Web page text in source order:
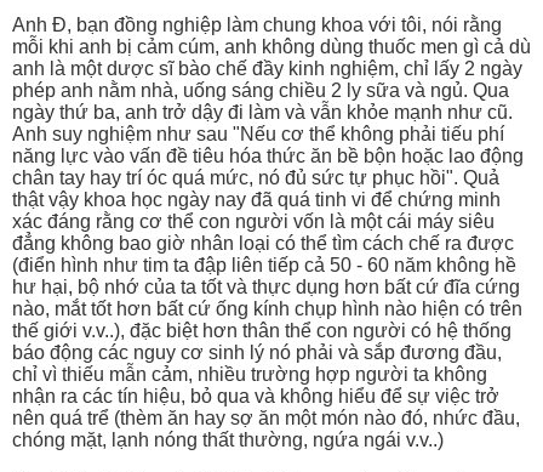
Anh Đ, bạn đồng nghiệp làm chung khoa với tôi, nói rằng
mỗi khi anh bị cảm cúm, anh không dùng thuốc men gì cả dù
anh là một dược sĩ bào chế đầy kinh nghiệm, chỉ lấy 2 ngày
phép anh nằm nhà, uống sáng chiều 2 ly sữa và ngủ. Qua
ngày thứ ba, anh trở dậy đi làm và vẫn khỏe mạnh như cũ.
Anh suy nghiệm như sau "Nếu cơ thể không phải tiếu phí
năng lực vào vấn đề tiêu hóa thức ăn bề bộn hoặc lao động
chân tay hay trí óc quá mức, nó đủ sức tự phục hồi". Quả
thật vậy khoa học ngày nay đã quá tinh vi để chứng minh
xác đáng rằng cơ thể con người vốn là một cái máy siêu
đẳng không bao giờ nhân loại có thể tìm cách chế ra được
(điển hình như tim ta đập liên tiếp cả 50 - 60 năm không hề
hư hại, bộ nhớ của ta tốt và thực dụng hơn bất cứ đĩa cứng
nào, mắt tốt hơn bất cứ ống kính chụp hình nào hiện có trên
thế giới v.v..), đặc biệt hơn thân thể con người có hệ thống
báo động các nguy cơ sinh lý nó phải và sắp đương đầu,
chỉ vì thiếu mẫn cảm, nhiều trường hợp người ta không
nhận ra các tín hiệu, bỏ qua và không hiểu để sự việc trở
nên quá trể (thèm ăn hay sợ ăn một món nào đó, nhức đầu,
chóng mặt, lạnh nóng thất thường, ngứa ngái v.v..)